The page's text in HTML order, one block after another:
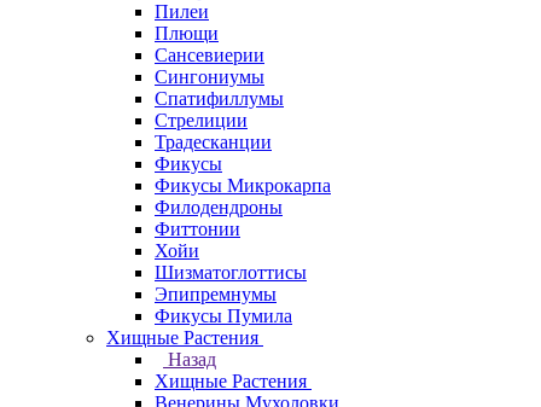
Пилеи
Плющи
Сансевиерии
Сингониумы
Спатифиллумы
Стрелиции
Традесканции
Фикусы
Фикусы Микрокарпа
Филодендроны
Фиттонии
Хойи
Шизматоглоттисы
Эпипремнумы
Фикусы Пумила
Хищные Растения
Назад
Хищные Растения
Венерины Мухоловки